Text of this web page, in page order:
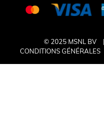
© 2025 MSNL BV
CONDITIONS GÉNÉRALES